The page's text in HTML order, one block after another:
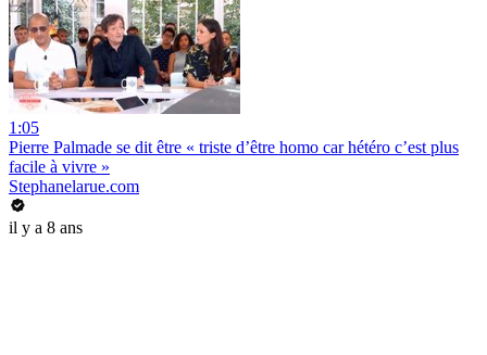
1:05
Pierre Palmade se dit être « triste d’être homo car hétéro c’est plus
facile à vivre »
Stephanelarue.com
il y a 8 ans